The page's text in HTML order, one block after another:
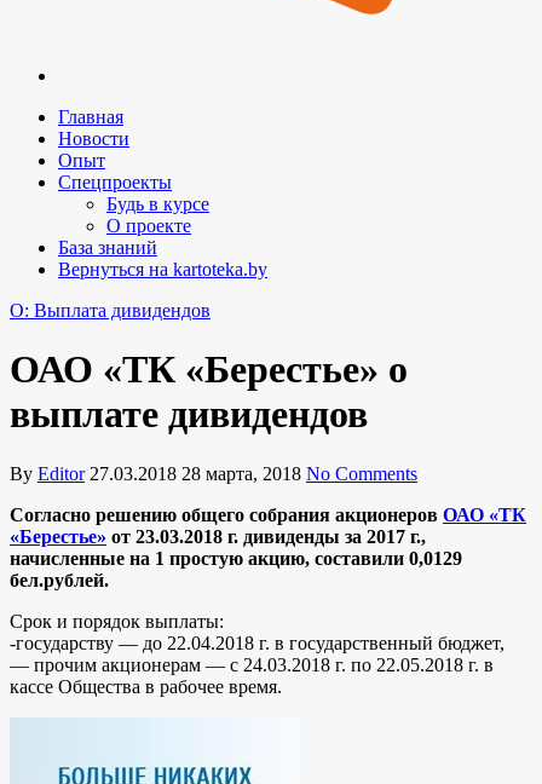
Главная
Новости
Опыт
Спецпроекты
Будь в курсе
О проекте
База знаний
Вернуться на kartoteka.by
O: Выплата дивидендов
ОАО «ТК «Берестье» о
выплате дивидендов
By Editor 27.03.2018 28 марта, 2018 No Comments
Согласно решению общего собрания акционеров ОАО «ТК
«Берестье» от 23.03.2018 г. дивиденды за 2017 г.,
начисленные на 1 простую акцию, составили 0,0129
бел.рублей.
Срок и порядок выплаты:
-государству — до 22.04.2018 г. в государственный бюджет,
— прочим акционерам — c 24.03.2018 г. по 22.05.2018 г. в
кассе Общества в рабочее время.